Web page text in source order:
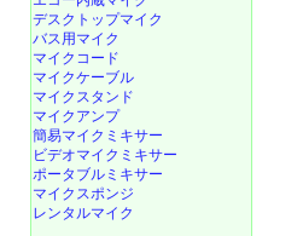
デスクトップマイク
バス用マイク
マイクコード
マイクケーブル
マイクスタンド
マイクアンプ
簡易マイクミキサー
ビデオマイクミキサー
ポータブルミキサー
マイクスポンジ
レンタルマイク